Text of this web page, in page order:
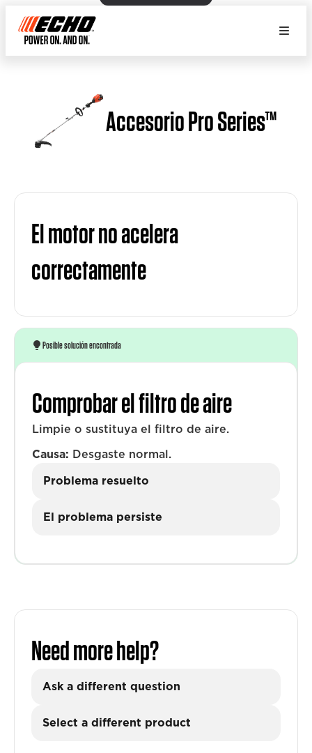
Accesorio Pro Series™
El motor no acelera
correctamente
Posible solución encontrada
Comprobar el filtro de aire
Limpie o sustituya el filtro de aire.
Causa: Desgaste normal.
Problema resuelto
El problema persiste
Need more help?
Ask a different question
Select a different product